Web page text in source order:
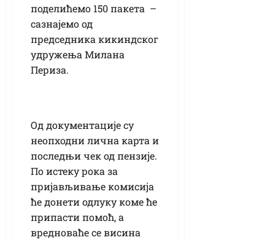
поделићемо 150 пакета –
сазнајемо од
председника кикиндског
удружења Милана
Периза.
Од документације су
неопходни лична карта и
последњи чек од пензије.
По истеку рока за
пријављивање комисија
ће донети одлуку коме ће
припасти помоћ, а
вредноваће се висина